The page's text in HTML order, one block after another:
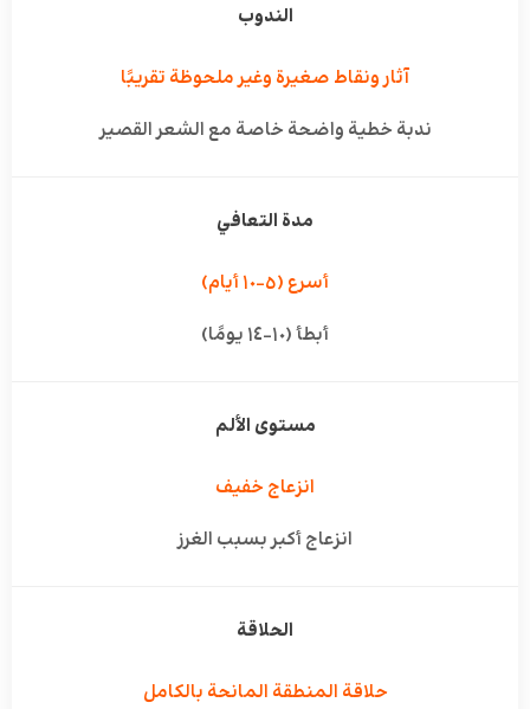
آثار ونقاط صغيرة وغير ملحوظة تقريبًا
الندوب
ندبة خطية واضحة خاصة مع الشعر القصير
أسرع (٥–١٠ أيام)
مدة التعافي
أبطأ (١٠–١٤ يومًا)
انزعاج خفيف
مستوى الألم
انزعاج أكبر بسبب الغرز
حلاقة المنطقة المانحة بالكامل
الحلاقة